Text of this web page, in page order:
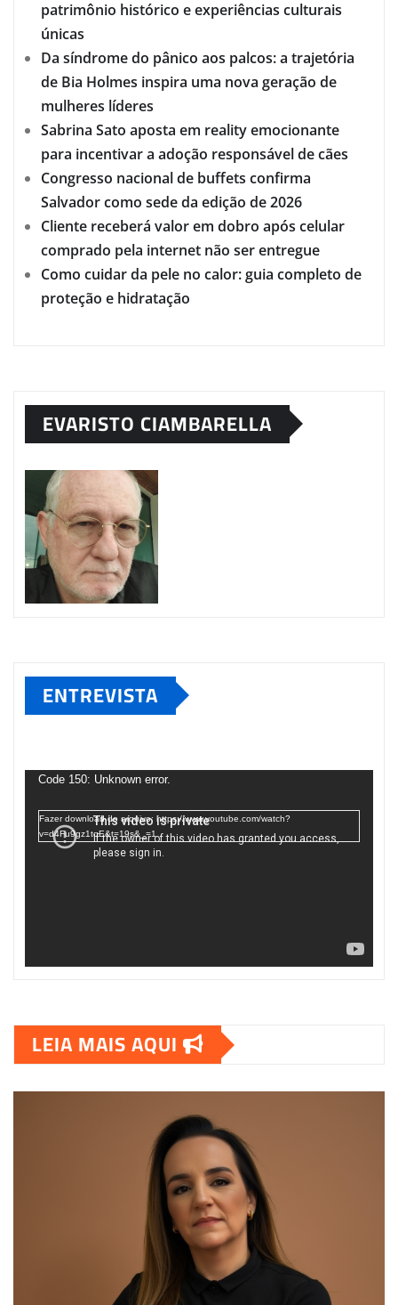
patrimônio histórico e experiências culturais
únicas
Da síndrome do pânico aos palcos: a trajetória
de Bia Holmes inspira uma nova geração de
mulheres líderes
Sabrina Sato aposta em reality emocionante
para incentivar a adoção responsável de cães
Congresso nacional de buffets confirma
Salvador como sede da edição de 2026
Cliente receberá valor em dobro após celular
comprado pela internet não ser entregue
Como cuidar da pele no calor: guia completo de
proteção e hidratação
EVARISTO CIAMBARELLA
ENTREVISTA
deCode 150: Unknown error.
Fazer download do arquivo: https://www.youtube.com/watch?
v=d4Fu9gz1tqE&t=19s&_=1
LEIA MAIS AQUI